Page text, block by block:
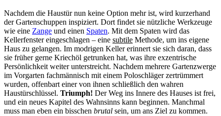
Nachdem die Haustür nun keine Option mehr ist, wird kurzerhand
der Gartenschuppen inspiziert. Dort findet sie nützliche Werkzeuge
wie eine Zange und einen Spaten. Mit dem Spaten wird das
Kellerfenster eingeschlagen – eine subtile Methode, um ins eigene
Haus zu gelangen. Im modrigen Keller erinnert sie sich daran, dass
sie früher gerne Kriechöl getrunken hat, was ihre exzentrische
Persönlichkeit weiter unterstreicht. Nachdem mehrere Gartenzwerge
im Vorgarten fachmännisch mit einem Poloschläger zertrümmert
wurden, offenbart einer von ihnen schließlich den wahren
Haustürschlüssel. Triumph! Der Weg ins Innere des Hauses ist frei,
und ein neues Kapitel des Wahnsinns kann beginnen. Manchmal
muss man eben ein bisschen brutal sein, um ans Ziel zu kommen.